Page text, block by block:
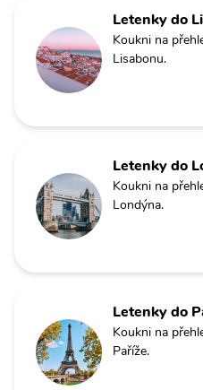
Letenky do
Koukni na
Lisabonu.
Letenky do
Koukni na
Londýna.
Letenky do
Koukni na
Paříže.